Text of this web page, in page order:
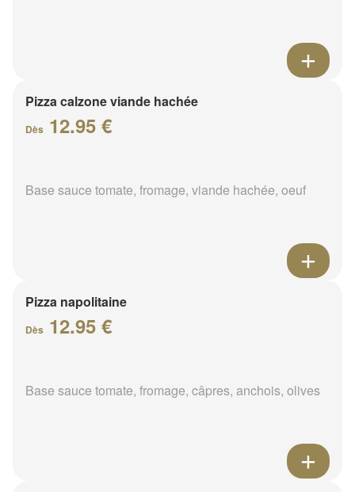
Pizza calzone viande hachée
Dès 12.95 €
Base sauce tomate, fromage, viande hachée, oeuf
Pizza napolitaine
Dès 12.95 €
Base sauce tomate, fromage, câpres, anchois, olives